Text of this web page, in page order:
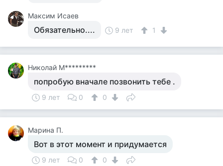
Максим Исаев
Обязательно.... 9 лет 1
Николай М*********
попробую вначале позвонить тебе .
9 лет 0 0
Марина П.
Вот в этот момент и придумается
9 лет 0 0